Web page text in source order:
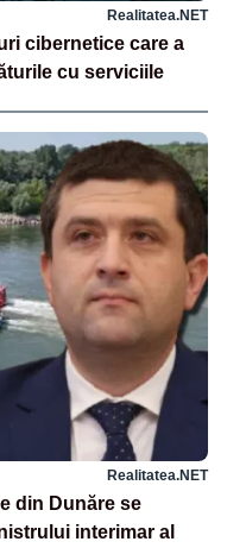
Realitatea.NET
cibernetice care a
cu serviciile
Realitatea.NET
din Dunăre se
interimar al